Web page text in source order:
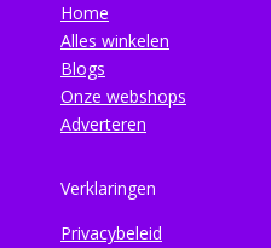
Home
Alles winkelen
Blogs
Onze webshops
Adverteren
Verklaringen
Privacybeleid